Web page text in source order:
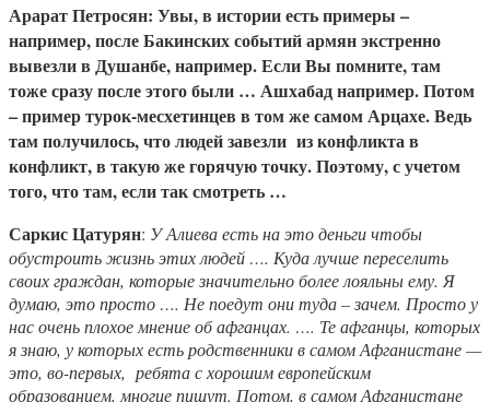
Арарат Петросян: Увы, в истории есть примеры –
например, после Бакинских событий армян экстренно
вывезли в Душанбе, например. Если Вы помните, там
тоже сразу после этого были … Ашхабад например. Потом
– пример турок-месхетинцев в том же самом Арцахе. Ведь
там получилось, что людей завезли из конфликта в
конфликт, в такую же горячую точку. Поэтому, с учетом
того, что там, если так смотреть …
Саркис Цатурян: У Алиева есть на это деньги чтобы
обустроить жизнь этих людей …. Куда лучше переселить
своих граждан, которые значительно более лояльны ему. Я
думаю, это просто …. Не поедут они туда – зачем. Просто у
нас очень плохое мнение об афганцах. …. Те афганцы, которых
я знаю, у которых есть родственники в самом Афганистане —
это, во-первых, ребята с хорошим европейским
образованием, многие пишут. Потом, в самом Афганистане